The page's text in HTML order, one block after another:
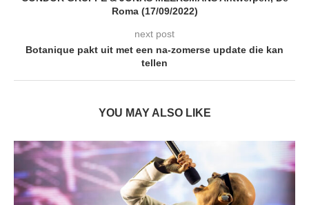
Roma (17/09/2022)
next post
Botanique pakt uit met een na-zomerse update die kan
tellen
YOU MAY ALSO LIKE